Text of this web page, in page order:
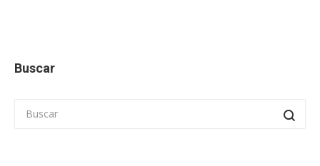
Buscar